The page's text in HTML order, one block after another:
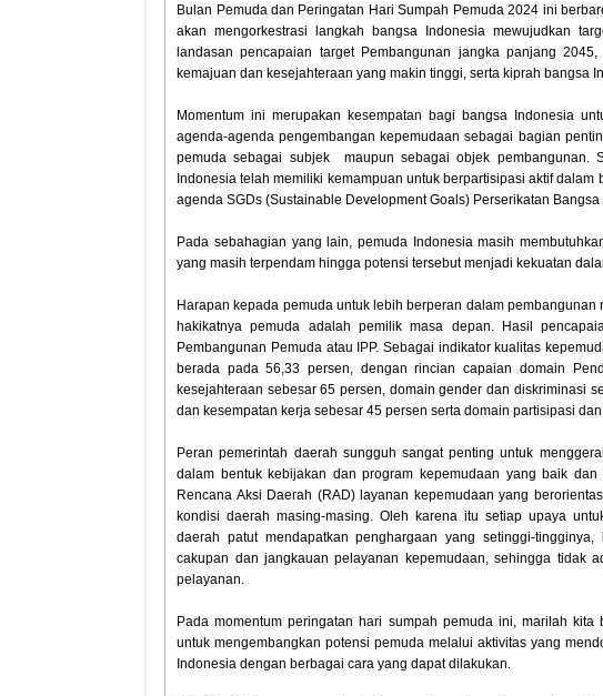
Bulan Pemuda dan Peringatan Hari Sumpah Pemuda 2024 ini
akan mengorkestrasi langkah bangsa Indonesia mewujudkan
landasan pencapaian target Pembangunan jangka panjang
kemajuan dan kesejahteraan yang makin tinggi, serta kiprah bangsa
Momentum ini merupakan kesempatan bagi bangsa Indonesia
agenda-agenda pengembangan kepemudaan sebagai bagian
pemuda sebagai subjek maupun sebagai objek pembangunan.
Indonesia telah memiliki kemampuan untuk berpartisipasi aktif
agenda SGDs (Sustainable Development Goals) Perserikatan
Pada sebahagian yang lain, pemuda Indonesia masih
yang masih terpendam hingga potensi tersebut menjadi kekuatan
Harapan kepada pemuda untuk lebih berperan dalam
hakikatnya pemuda adalah pemilik masa depan. Hasil
Pembangunan Pemuda atau IPP. Sebagai indikator kualitas
berada pada 56,33 persen, dengan rincian capaian domain
kesejahteraan sebesar 65 persen, domain gender dan diskriminasi
dan kesempatan kerja sebesar 45 persen serta domain partisipasi
Peran pemerintah daerah sungguh sangat penting untuk
dalam bentuk kebijakan dan program kepemudaan yang baik
Rencana Aksi Daerah (RAD) layanan kepemudaan yang
kondisi daerah masing-masing. Oleh karena itu setiap upaya
daerah patut mendapatkan penghargaan yang setinggi-
cakupan dan jangkauan pelayanan kepemudaan, sehingga tidak
pelayanan.
Pada momentum peringatan hari sumpah pemuda ini, marilah
untuk mengembangkan potensi pemuda melalui aktivitas yang
Indonesia dengan berbagai cara yang dapat dilakukan.